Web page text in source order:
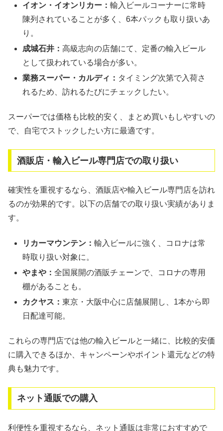
イオン・イオンリカー：輸入ビールコーナーに常時
陳列されていることが多く、6本パックも取り扱いあ
り。
成城石井：高級志向の店舗にて、定番の輸入ビール
として扱われている場合が多い。
業務スーパー・カルディ： タイミング次第で入荷さ
れるため、訪れるたびにチェックしたい。
スーパーでは価格も比較的安く、まとめ買いもしやすいの
で、自宅でストックしたい方に最適です。
酒販店・輸入ビール専門店での取り扱い
確実性を重視するなら、酒販店や輸入ビール専門店を訪れ
るのが効果的です。以下の店舗での取り扱い実績がありま
す。
リカーマウンテン：輸入ビールに強く、コロナは常
時取り扱い対象に。
やまや：全国展開の酒販チェーンで、コロナの専用
棚があることも。
カクヤス：東京・大阪中心に店舗展開し、1本から即
日配達可能。
これらの専門店では他の輸入ビールと一緒に、比較的安価
に購入できるほか、キャンペーンやポイント還元などの特
典も魅力です。
ネット通販での購入
利便性を重視するなら、ネット通販は非常におすすめで